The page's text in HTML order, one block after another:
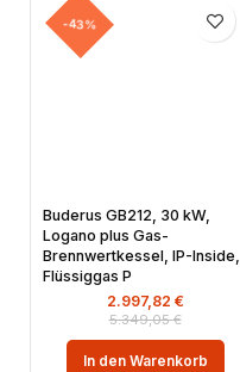
-43%
Buderus GB212, 30 kW,
Logano plus Gas-
Brennwertkessel, IP-Inside,
Flüssiggas P
5.349,05€
2.997,82 €
In den Warenkorb